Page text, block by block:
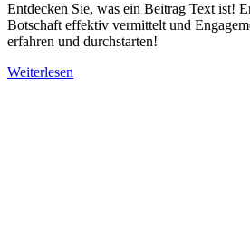
Entdecken Sie, was ein Beitrag Text ist!
Botschaft effektiv vermittelt und
erfahren und durchstarten!
Weiterlesen